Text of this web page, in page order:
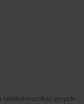
telekomunikacyjnych